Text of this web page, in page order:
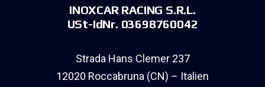
INOXCAR RACING S.R.L.
USt-IdNr. 03698760042
Strada Hans Clemer 237
12020 Roccabruna (CN) – Italien